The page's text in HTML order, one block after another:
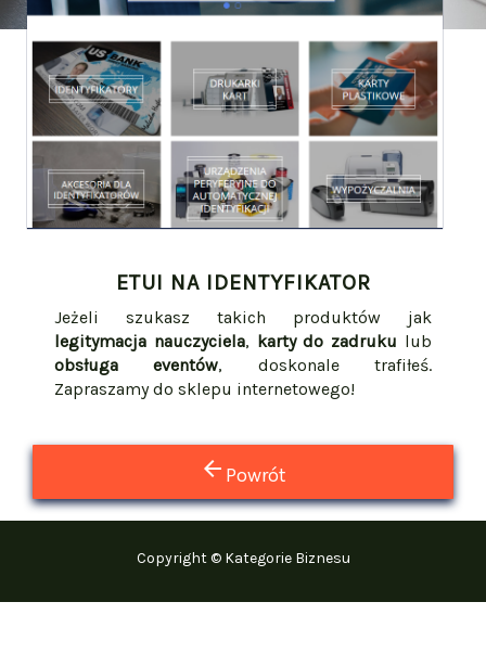
ETUI NA IDENTYFIKATOR
Jeżeli szukasz takich produktów jak
legitymacja nauczyciela, karty do zadruku lub
obsługa eventów, doskonale trafiłeś.
Zapraszamy do sklepu internetowego!
arrow_back Powrót
Copyright © Kategorie Biznesu